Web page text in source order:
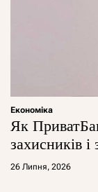
Економіка
Як
захисників
26 Липня, 2026